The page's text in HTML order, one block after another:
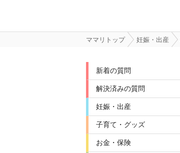
ママリトップ 妊娠・出産
新着の質問
解決済みの質問
妊娠・出産
子育て・グッズ
お金・保険